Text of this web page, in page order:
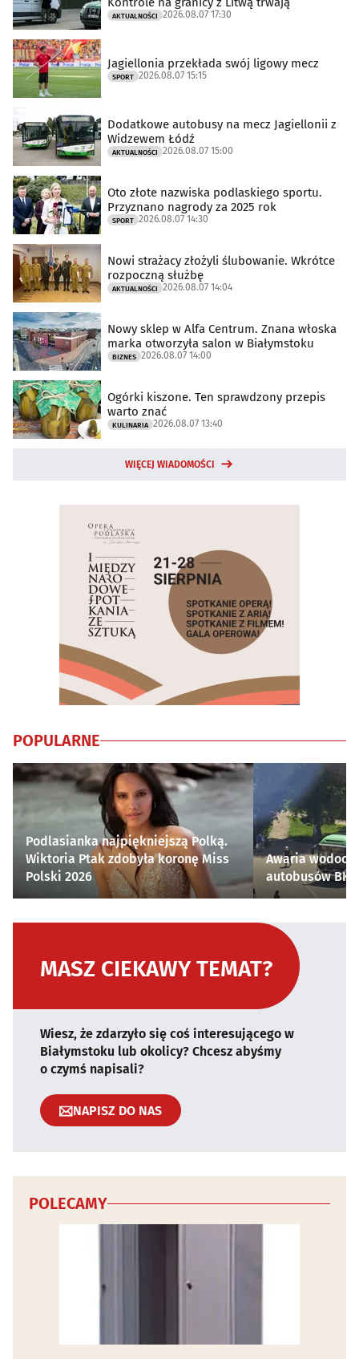
AKTUALNOŚCI 2026.08.07 17:30
Jagiellonia przekłada swój ligowy mecz
SPORT 2026.08.07 15:15
Dodatkowe autobusy na mecz Jagiellonii z
Widzewem Łódź
AKTUALNOŚCI 2026.08.07 15:00
Oto złote nazwiska podlaskiego sportu.
Przyznano nagrody za 2025 rok
SPORT 2026.08.07 14:30
Nowi strażacy złożyli ślubowanie. Wkrótce
rozpoczną służbę
AKTUALNOŚCI 2026.08.07 14:04
Nowy sklep w Alfa Centrum. Znana włoska
marka otworzyła salon w Białymstoku
BIZNES 2026.08.07 14:00
Ogórki kiszone. Ten sprawdzony przepis
warto znać
KULINARIA 2026.08.07 13:40
WIĘCEJ WIADOMOŚCI
POPULARNE
Podlasianka najpiękniejszą Polką.
Wiktoria Ptak zdobyła koronę Miss
Polski 2026
Awaria
autobusów
MASZ CIEKAWY TEMAT?
Wiesz, że zdarzyło się coś interesującego w
Białymstoku lub okolicy? Chcesz abyśmy
o czymś napisali?
NAPISZ DO NAS
POLECAMY